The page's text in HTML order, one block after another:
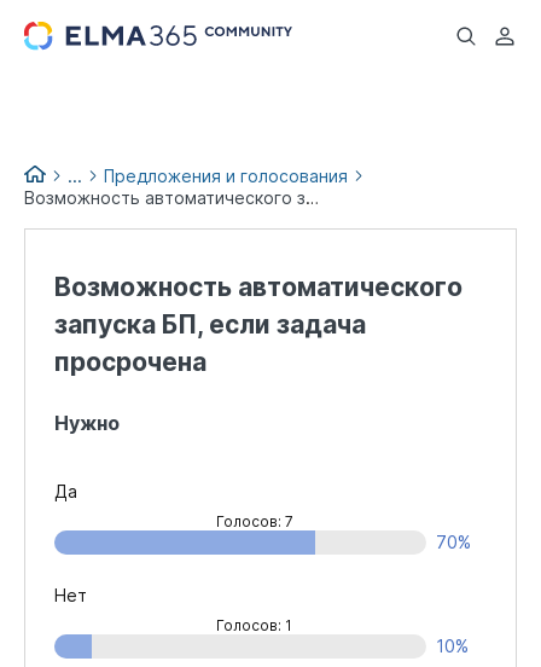
...
...
Предложения и голосования
Возможность автоматического запуска БП, если задача просрочена
Возможность автоматического
запуска БП, если задача
просрочена
Нужно
Да
Голосов: 7
70%
Нет
Голосов: 1
10%